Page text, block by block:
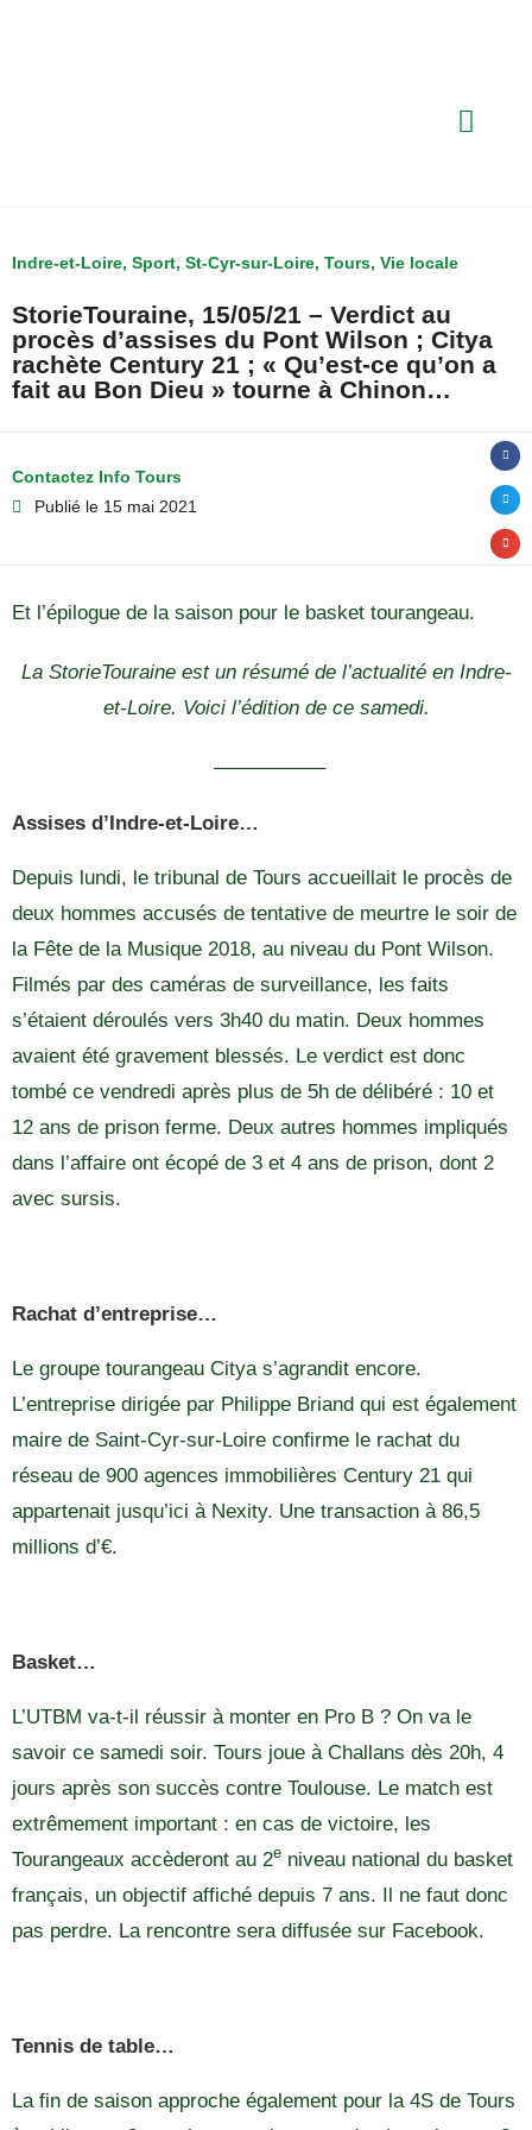
Indre-et-Loire, Sport, St-Cyr-sur-Loire, Tours, Vie locale
StorieTouraine, 15/05/21 – Verdict au
procès d’assises du Pont Wilson ; Citya
rachète Century 21 ; « Qu’est-ce qu’on a
fait au Bon Dieu » tourne à Chinon…
Contactez Info Tours
Publié le 15 mai 2021
Et l’épilogue de la saison pour le basket tourangeau.
La StorieTouraine est un résumé de l’actualité en Indre-
et-Loire. Voici l’édition de ce samedi.
—————–
Assises d’Indre-et-Loire…
Depuis lundi, le tribunal de Tours accueillait le procès de
deux hommes accusés de tentative de meurtre le soir de
la Fête de la Musique 2018, au niveau du Pont Wilson.
Filmés par des caméras de surveillance, les faits
s’étaient déroulés vers 3h40 du matin. Deux hommes
avaient été gravement blessés. Le verdict est donc
tombé ce vendredi après plus de 5h de délibéré : 10 et
12 ans de prison ferme. Deux autres hommes impliqués
dans l’affaire ont écopé de 3 et 4 ans de prison, dont 2
avec sursis.
Rachat d’entreprise…
Le groupe tourangeau Citya s’agrandit encore.
L’entreprise dirigée par Philippe Briand qui est également
maire de Saint-Cyr-sur-Loire confirme le rachat du
réseau de 900 agences immobilières Century 21 qui
appartenait jusqu’ici à Nexity. Une transaction à 86,5
millions d’€.
Basket…
L’UTBM va-t-il réussir à monter en Pro B ? On va le
savoir ce samedi soir. Tours joue à Challans dès 20h, 4
jours après son succès contre Toulouse. Le match est
extrêmement important : en cas de victoire, les
Tourangeaux accèderont au 2e niveau national du basket
français, un objectif affiché depuis 7 ans. Il ne faut donc
pas perdre. La rencontre sera diffusée sur Facebook.
Tennis de table…
La fin de saison approche également pour la 4S de Tours